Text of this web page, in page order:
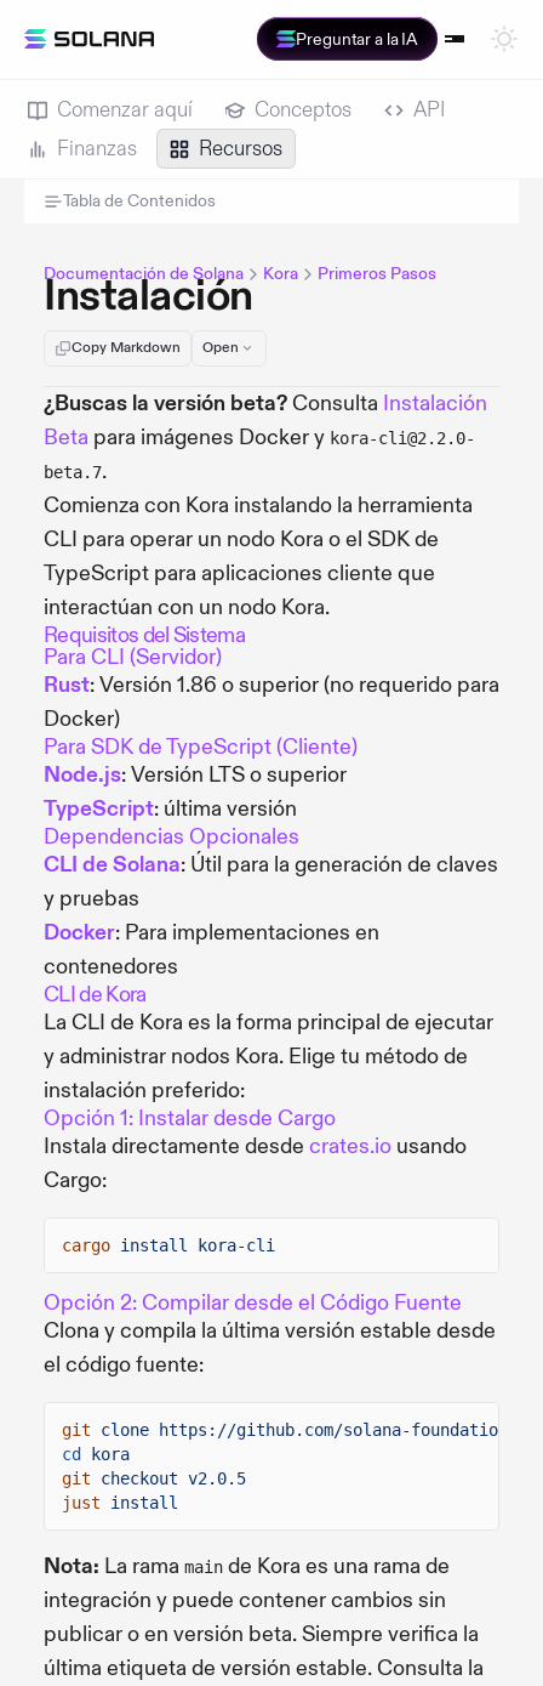
Preguntar a la IA
Comenzar aquí Conceptos
API
Finanzas
Recursos
Tabla de Contenidos
Documentación de Solana Kora Primeros Pasos
Instalación
Copy Markdown Open
¿Buscas la versión beta?Consulta Instalación
Beta para imágenes Docker y kora-cli@2.2.0-
beta.7.
Comienza con Kora instalando la herramienta
CLI para operar un nodo Kora o el SDK de
TypeScript para aplicaciones cliente que
interactúan con un nodo Kora.
Requisitos del Sistema
Para CLI (Servidor)
Rust: Versión 1.86 o superior (no requerido para
Docker)
Para SDK de TypeScript (Cliente)
Node.js: Versión LTS o superior
TypeScript: última versión
Dependencias Opcionales
CLI de Solana: Útil para la generación de claves
y pruebas
Docker: Para implementaciones en
contenedores
CLI de Kora
La CLI de Kora es la forma principal de ejecutar
y administrar nodos Kora. Elige tu método de
instalación preferido:
Opción 1: Instalar desde Cargo
Instala directamente desde crates.io usando
Cargo:
cargo install kora-cli
Opción 2: Compilar desde el Código Fuente
Clona y compila la última versión estable desde
el código fuente:
git
clone https://github.com/solana-foundation/
cd
kora
git
checkout v2.0.5
just
install
Nota: La rama main de Kora es una rama de
integración y puede contener cambios sin
publicar o en versión beta. Siempre verifica la
última etiqueta de versión estable. Consulta la